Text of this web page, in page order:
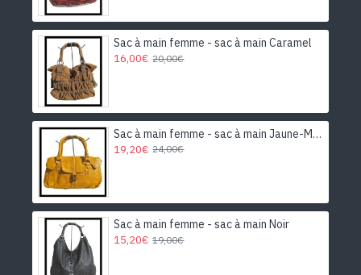
Sac à main femme - sac à main Caramel
16,00€ 20,00€
Sac à main femme - sac à main Jaune-Moutarde
19,20€ 24,00€
Sac à main femme - sac à main Noir
15,20€ 19,00€